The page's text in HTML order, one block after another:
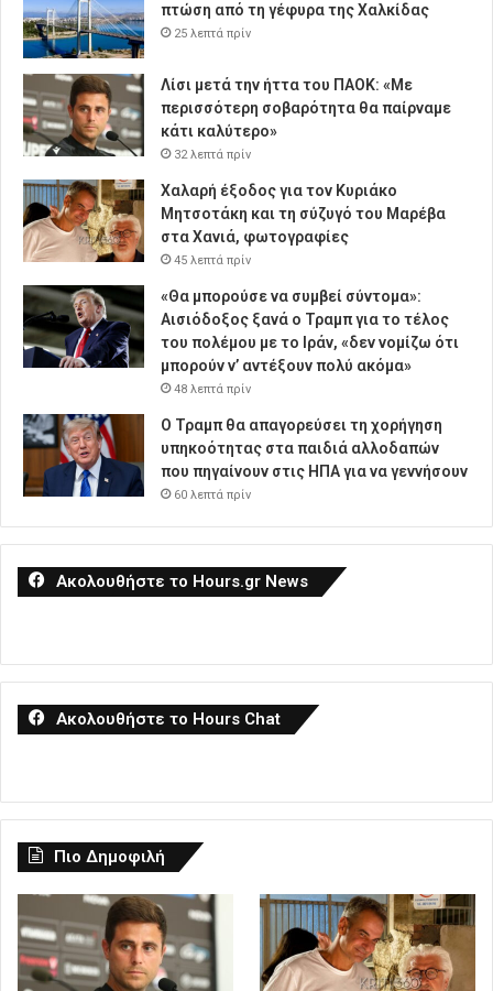
πτώση από τη γέφυρα της Χαλκίδας
25 λεπτά πρίν
Λίσι μετά την ήττα του ΠΑΟΚ: «Με
περισσότερη σοβαρότητα θα παίρναμε
κάτι καλύτερο»
32 λεπτά πρίν
Χαλαρή έξοδος για τον Κυριάκο
Μητσοτάκη και τη σύζυγό του Μαρέβα
στα Χανιά, φωτογραφίες
45 λεπτά πρίν
«Θα μπορούσε να συμβεί σύντομα»:
Αισιόδοξος ξανά ο Τραμπ για το τέλος
του πολέμου με το Ιράν, «δεν νομίζω ότι
μπορούν ν’ αντέξουν πολύ ακόμα»
48 λεπτά πρίν
Ο Τραμπ θα απαγορεύσει τη χορήγηση
υπηκοότητας στα παιδιά αλλοδαπών
που πηγαίνουν στις ΗΠΑ για να γεννήσουν
60 λεπτά πρίν
Ακολουθήστε το Hours.gr News
Ακολουθήστε το Hours Chat
Πιο Δημοφιλή